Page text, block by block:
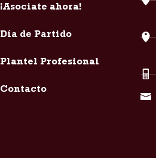
¡Asociate ahora!
Día de Partido
Plantel Profesional
Contacto